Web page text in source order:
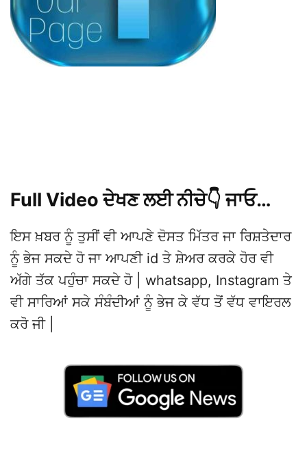
Full Video ਦੇਖਣ ਲਈ ਨੀਚੇ👇 ਜਾਓ…
ਇਸ ਖ਼ਬਰ ਨੂੰ ਤੁਸੀਂ ਵੀ ਆਪਣੇ ਦੋਸਤ ਮਿੱਤਰ ਜਾ ਰਿਸ਼ਤੇਦਾਰ
ਨੂੰ ਭੇਜ ਸਕਦੇ ਹੋ ਜਾ ਆਪਣੀ id ਤੇ ਸ਼ੇਅਰ ਕਰਕੇ ਹੋਰ ਵੀ
ਅੱਗੇ ਤੱਕ ਪਹੁੰਚਾ ਸਕਦੇ ਹੋ | whatsapp, Instagram ਤੇ
ਵੀ ਸਾਰਿਆਂ ਸਕੇ ਸੰਬੰਦੀਆਂ ਨੂੰ ਭੇਜ ਕੇ ਵੱਧ ਤੋਂ ਵੱਧ ਵਾਇਰਲ
ਕਰੋ ਜੀ |